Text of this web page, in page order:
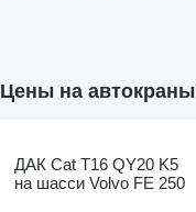
Цены на
ДАК Cat T16 QY20 K5
на шасси Volvo FE 250